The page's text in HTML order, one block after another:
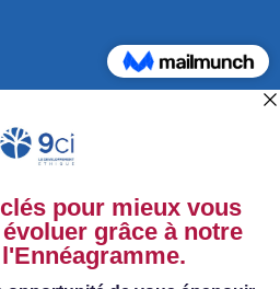
et Politique de